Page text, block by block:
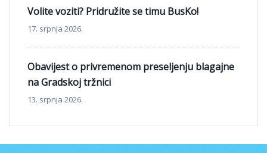
Volite voziti? Pridružite se timu BusKo!
17. srpnja 2026.
Obavijest o privremenom preseljenju blagajne
na Gradskoj tržnici
13. srpnja 2026.